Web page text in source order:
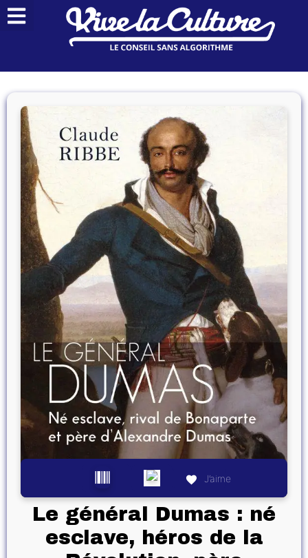
J’aime
Le général Dumas : né
esclave, héros de la